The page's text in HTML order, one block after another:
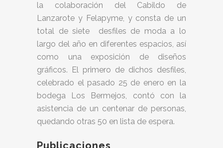
la colaboración del Cabildo de
Lanzarote y Felapyme, y consta de un
total de siete desfiles de moda a lo
largo del año en diferentes espacios, así
como una exposición de diseños
gráficos. El primero de dichos desfiles,
celebrado el pasado 25 de enero en la
bodega Los Bermejos, contó con la
asistencia de un centenar de personas,
quedando otras 50 en lista de espera.
Publicaciones